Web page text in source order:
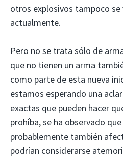
otros explosivos tampoco
actualmente.
Pero no se trata sólo de
que no tienen un arma
como parte de esta nueva
estamos esperando una
exactas que pueden hacer
prohíba, se ha observado
probablemente también
podrían considerarse